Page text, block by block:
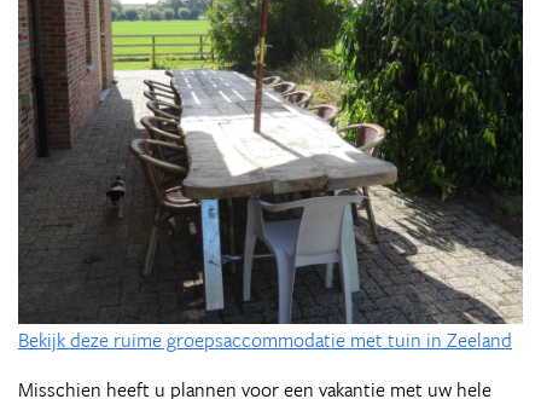
Bekijk deze ruime groepsaccommodatie met tuin in Zeeland
Misschien heeft u plannen voor een vakantie met uw hele